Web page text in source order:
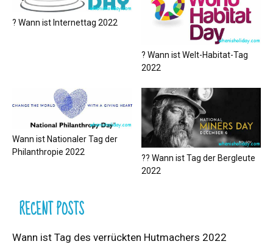
? Wann ist Internettag 2022
? Wann ist Welt-Habitat-Tag
2022
Wann ist Nationaler Tag der
Philanthropie 2022
?‍? Wann ist Tag der Bergleute
2022
RECENT POSTS
Wann ist Tag des verrückten Hutmachers 2022